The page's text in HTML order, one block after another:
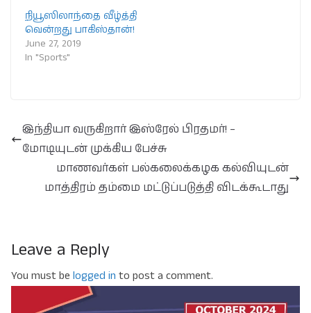
நியூஸிலாந்தை வீழ்த்தி
வென்றது பாகிஸ்தான்!
June 27, 2019
In "Sports"
இந்தியா வருகிறார் இஸ்ரேல் பிரதமர்! –
மோடியுடன் முக்கிய பேச்சு
மாணவர்கள் பல்கலைக்கழக கல்வியுடன்
மாத்திரம் தம்மை மட்டுப்படுத்தி விடக்கூடாது
Leave a Reply
You must be logged in to post a comment.